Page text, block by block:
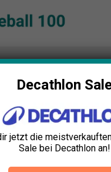
Decathlon
jetzt die
Sale bei Decathlon an!